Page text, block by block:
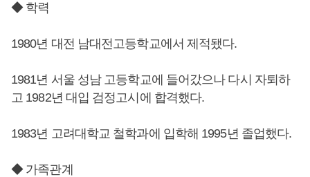
◆ 학력
1980년 대전 남대전고등학교에서 제적됐다.
1981년 서울 성남 고등학교에 들어갔으나 다시 자퇴하
고 1982년 대입 검정고시에 합격했다.
1983년 고려대학교 철학과에 입학해 1995년 졸업했다.
◆ 가족관계